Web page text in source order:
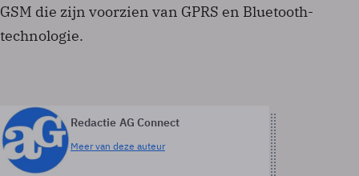
GSM die zijn voorzien van GPRS en Bluetooth-
technologie.
Redactie AG Connect
Meer van deze auteur